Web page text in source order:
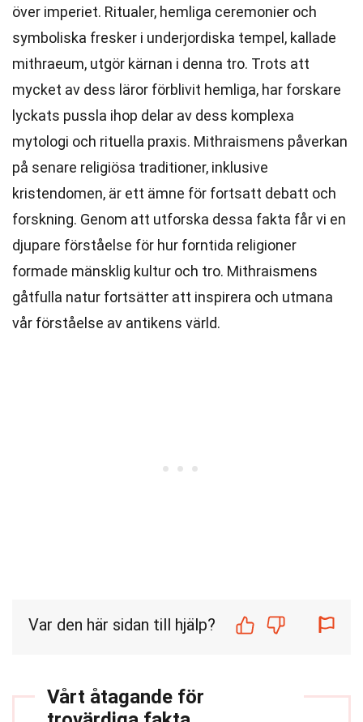
över imperiet. Ritualer, hemliga ceremonier och
symboliska fresker i underjordiska tempel, kallade
mithraeum, utgör kärnan i denna tro. Trots att
mycket av dess läror förblivit hemliga, har forskare
lyckats pussla ihop delar av dess komplexa
mytologi och rituella praxis. Mithraismens påverkan
på senare religiösa traditioner, inklusive
kristendomen, är ett ämne för fortsatt debatt och
forskning. Genom att utforska dessa fakta får vi en
djupare förståelse för hur forntida religioner
formade mänsklig kultur och tro. Mithraismens
gåtfulla natur fortsätter att inspirera och utmana
vår förståelse av antikens värld.
Var den här sidan till hjälp?
Vårt åtagande för